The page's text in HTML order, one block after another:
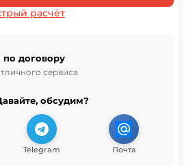
расчёт
по договору
сервиса
обсудим?
Telegram Почта